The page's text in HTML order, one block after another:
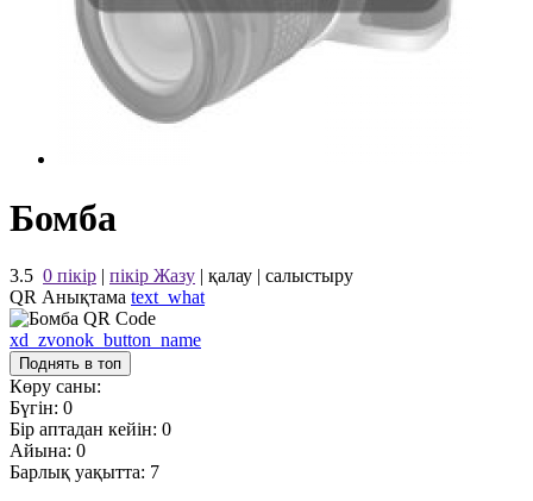
Бомба
3.5 0 пікір | пікір Жазу | қалау | салыстыру
QR Анықтама text_what
xd_zvonok_button_name
Поднять в топ
Көру саны:
Бүгін: 0
Бір аптадан кейін: 0
Айына: 0
Барлық уақытта: 7